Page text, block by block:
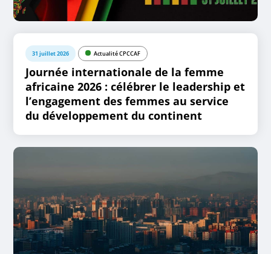
31 juillet 2026 Actualité CPCCAF
Journée internationale de la femme
africaine 2026 : célébrer le leadership et
l’engagement des femmes au service
du développement du continent